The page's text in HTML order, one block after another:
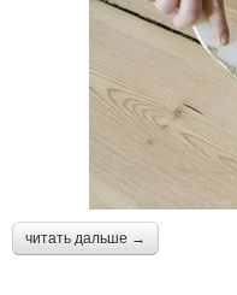
читать дальше →